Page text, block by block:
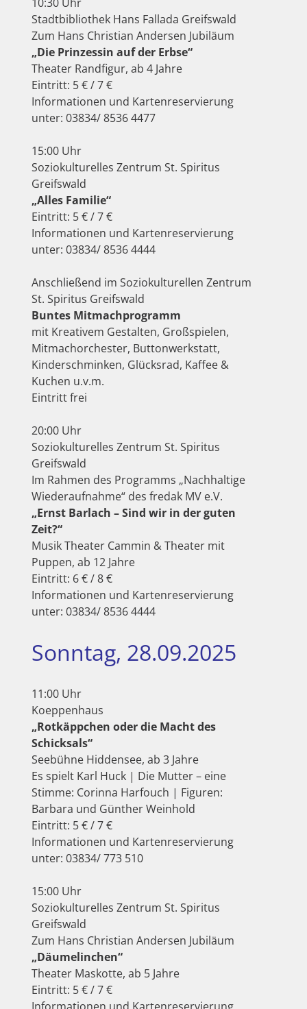
Stadtbibliothek Hans Fallada Greifswald
Zum Hans Christian Andersen Jubiläum
„Die Prinzessin auf der Erbse“
Theater Randfigur, ab 4 Jahre
Eintritt: 5 € / 7 €
Informationen und Kartenreservierung
unter: 03834/ 8536 4477
15:00 Uhr
Soziokulturelles Zentrum St. Spiritus
Greifswald
„Alles Familie“
Eintritt: 5 € / 7 €
Informationen und Kartenreservierung
unter: 03834/ 8536 4444
Anschließend im Soziokulturellen Zentrum
St. Spiritus Greifswald
Buntes Mitmachprogramm
mit Kreativem Gestalten, Großspielen,
Mitmachorchester, Buttonwerkstatt,
Kinderschminken, Glücksrad, Kaffee &
Kuchen u.v.m.
Eintritt frei
20:00 Uhr
Soziokulturelles Zentrum St. Spiritus
Greifswald
Im Rahmen des Programms „Nachhaltige
Wiederaufnahme“ des fredak MV e.V.
„Ernst Barlach – Sind wir in der guten
Zeit?“
Musik Theater Cammin & Theater mit
Puppen, ab 12 Jahre
Eintritt: 6 € / 8 €
Informationen und Kartenreservierung
unter: 03834/ 8536 4444
Sonntag, 28.09.2025
11:00 Uhr
Koeppenhaus
„Rotkäppchen oder die Macht des
Schicksals“
Seebühne Hiddensee, ab 3 Jahre
Es spielt Karl Huck | Die Mutter – eine
Stimme: Corinna Harfouch | Figuren:
Barbara und Günther Weinhold
Eintritt: 5 € / 7 €
Informationen und Kartenreservierung
unter: 03834/ 773 510
15:00 Uhr
Soziokulturelles Zentrum St. Spiritus
Greifswald
Zum Hans Christian Andersen Jubiläum
„Däumelinchen“
Theater Maskotte, ab 5 Jahre
Eintritt: 5 € / 7 €